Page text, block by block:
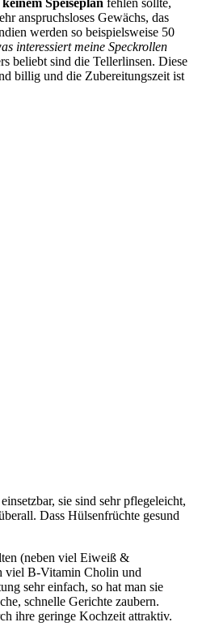
anspruchsloses Gewächs, das
werden so beispielsweise 50
interessiert meine Speckrollen
beliebt sind die Tellerlinsen. Diese
billig und die Zubereitungszeit ist
sie sind sehr pflegeleicht,
Dass Hülsenfrüchte gesund
(neben viel Eiweiß &
viel B-Vitamin Cholin und
sehr einfach, so hat man sie
schnelle Gerichte zaubern.
ihre geringe Kochzeit attraktiv.